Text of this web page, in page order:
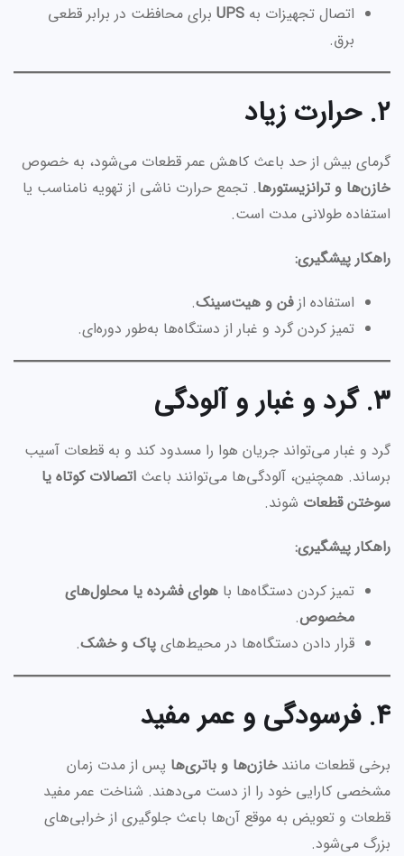
اتصال تجهیزات به UPS برای محافظت در برابر قطعی
برق.
۲. حرارت زیاد
گرمای بیش از حد باعث کاهش عمر قطعات می‌شود، به خصوص
خازن‌ها و ترانزیستورها. تجمع حرارت ناشی از تهویه نامناسب یا
استفاده طولانی مدت است.
راهکار پیشگیری:
استفاده ازفن و هیت‌سینک.
تمیز کردن گرد و غبار از دستگاه‌ها به‌طور دوره‌ای.
۳. گرد و غبار و آلودگی
گرد و غبار می‌تواند جریان هوا را مسدود کند و به قطعات آسیب
برساند. همچنین، آلودگی‌ها می‌توانند باعث اتصالات کوتاه یا
سوختن قطعات شوند.
راهکار پیشگیری:
تمیز کردن دستگاه‌ها با هوای فشرده یا محلول‌های
مخصوص.
قرار دادن دستگاه‌ها در محیط‌های پاک و خشک.
۴. فرسودگی و عمر مفید
برخی قطعات مانندخازن‌ها و باتری‌ها پس از مدت زمان
مشخصی کارایی خود را از دست می‌دهند. شناخت عمر مفید
قطعات و تعویض به موقع آن‌ها باعث جلوگیری از خرابی‌های
بزرگ می‌شود.